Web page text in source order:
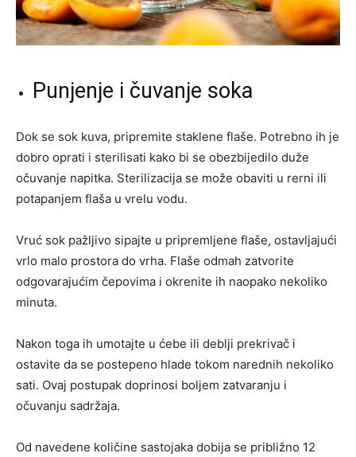
Punjenje i čuvanje soka
Dok se sok kuva, pripremite staklene flaše. Potrebno ih je
dobro oprati i sterilisati kako bi se obezbijedilo duže
očuvanje napitka. Sterilizacija se može obaviti u rerni ili
potapanjem flaša u vrelu vodu.
Vruć sok pažljivo sipajte u pripremljene flaše, ostavljajući
vrlo malo prostora do vrha. Flaše odmah zatvorite
odgovarajućim čepovima i okrenite ih naopako nekoliko
minuta.
Nakon toga ih umotajte u ćebe ili deblji prekrivač i
ostavite da se postepeno hlade tokom narednih nekoliko
sati. Ovaj postupak doprinosi boljem zatvaranju i
očuvanju sadržaja.
Od navedene količine sastojaka dobija se približno 12